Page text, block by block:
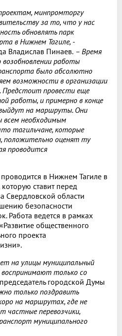
минпромторгу
за то, что у нас
обновлять парк
в Нижнем Тагиле, -
Владислав Пинаев. – Время
работы
было абсолютно
возможности в организации
Предстоит провести еще
работы, и примерно в конце
на маршруты. Они
всем необходимым
тагильчане, которые
положительно оценят ту
проводится
в Нижнем Тагиле в
которую ставит перед
Свердловской области
безопасности
Работа ведется в рамках
общественного
проекта
на улицы муниципальный
только со
городской Думы
только поздравить
на маршрутах, где не
частные перевозчики,
муниципального